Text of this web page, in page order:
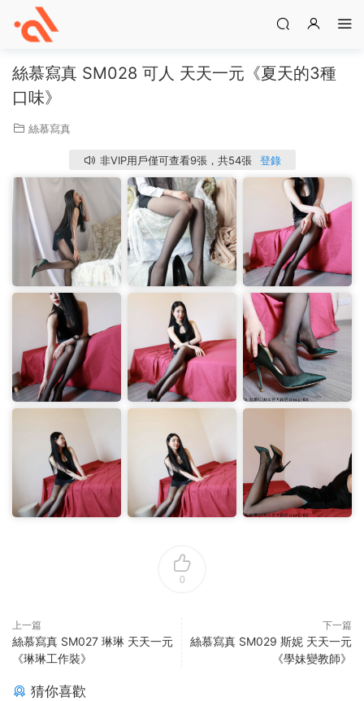
絲慕寫真 SM028 可人 天天一元《夏天的3種
口味》
絲慕寫真
非VIP用戶僅可查看9張，共54張 登錄
0
上一篇
絲慕寫真 SM027 琳琳 天天一元
《琳琳工作裝》
下一篇
絲慕寫真 SM029 斯妮 天天一元
《學妹變教師》
猜你喜歡